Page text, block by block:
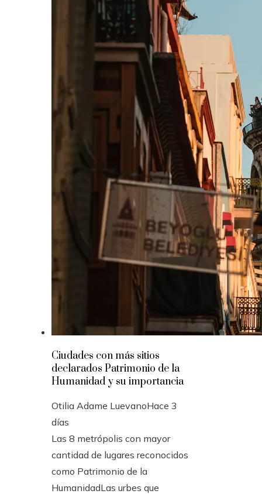
Ciudades con más sitios
declarados Patrimonio de la
Humanidad y su importancia
Otilia Adame LuevanoHace 3
días
Las 8 metrópolis con mayor
cantidad de lugares reconocidos
como Patrimonio de la
HumanidadLas urbes que